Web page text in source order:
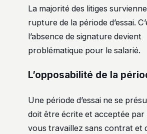
La majorité des litiges
rupture de la période d’essai.
l’absence de signature devient
problématique pour le salarié.
L’opposabilité de la
Une période d’essai ne se
doit être écrite et acceptée par
vous travaillez sans contrat et